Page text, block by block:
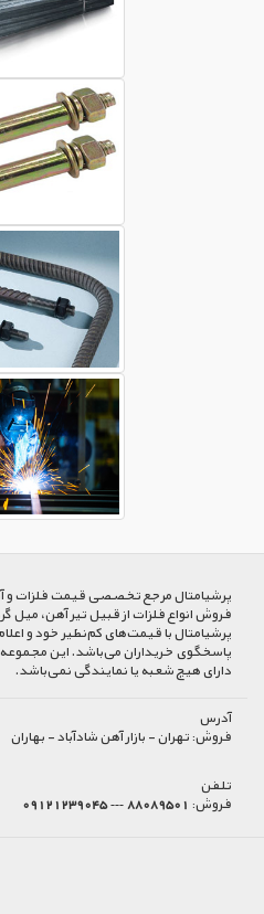
پرشیا‌متال مرجع تخصصی قیمت فلزات و
فروش انواع فلزات از قبیل تیر آهن، میل
پرشیامتال با قیمت‌های کم‌نظیر خود و
پاسخگوی خریداران می‌باشد. این
دارای هیچ شعبه یا نمایندگی نمی‌باشد.
آدرس
فروش:تهران - بازار آهن شادآباد - بهاران
تلفن
فروش: 88089501 --- 09121239045